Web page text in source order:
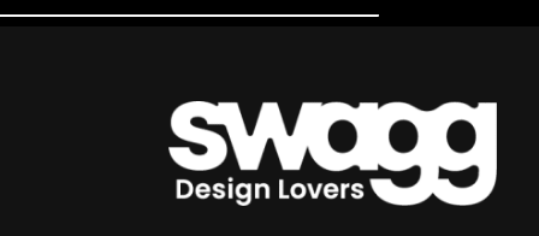
צרפו אותי למועדון